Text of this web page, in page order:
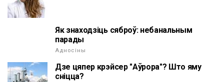
Як знаходзіць сяброў: небанальным
парады
Адносіны
Дзе цяпер крэйсер "Аўрора"? Што яму
сніцца?